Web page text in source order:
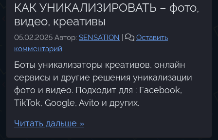
КАК УНИКАЛИЗИРОВАТЬ – фото,
видео, креативы
05.02.2025 Автор: SENSATION
Оставить
комментарий
Боты уникализаторы креативов, онлайн
сервисы и другие решения уникализации
фото и видео. Подходит для : Facebook,
TikTok, Google, Avito и других.
Читать дальше »